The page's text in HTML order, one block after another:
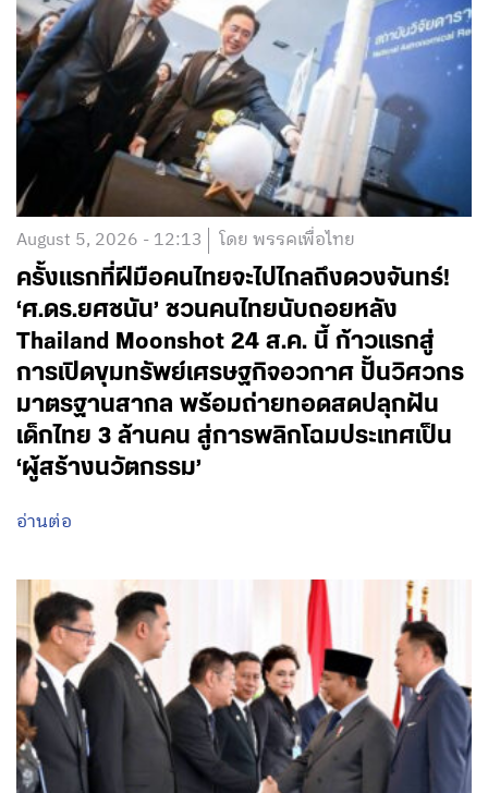
August 5, 2026 - 12:13 โดย พรรคเพื่อไทย
ครั้งแรกที่ฝีมือคนไทยจะไปไกลถึงดวงจันทร์!
‘ศ.ดร.ยศชนัน’ ชวนคนไทยนับถอยหลัง
Thailand Moonshot 24 ส.ค. นี้ ก้าวแรกสู่
การเปิดขุมทรัพย์เศรษฐกิจอวกาศ ปั้นวิศวกร
มาตรฐานสากล พร้อมถ่ายทอดสดปลุกฝัน
เด็กไทย 3 ล้านคน สู่การพลิกโฉมประเทศเป็น
‘ผู้สร้างนวัตกรรม’
อ่านต่อ